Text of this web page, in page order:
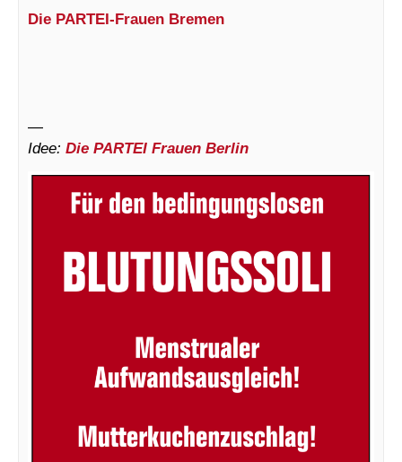
Die PARTEI-Frauen Bremen
—
Idee: Die PARTEI Frauen Berlin